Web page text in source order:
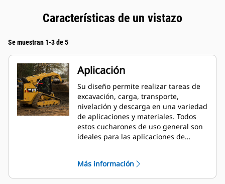
Características de un vistazo
Se muestran 1-3 de 5
Aplicación
Su diseño permite realizar tareas de
excavación, carga, transporte,
nivelación y descarga en una variedad
de aplicaciones y materiales. Todos
estos cucharones de uso general son
ideales para las aplicaciones de
agresivas.
Más información